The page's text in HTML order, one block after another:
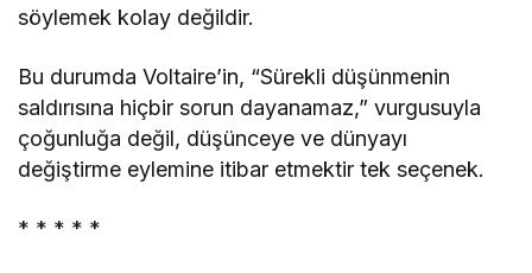
söylemek kolay değildir.
Bu durumda Voltaire’in, “Sürekli düşünmenin
saldırısına hiçbir sorun dayanamaz,” vurgusuyla
çoğunluğa değil, düşünceye ve dünyayı
değiştirme eylemine itibar etmektir tek seçenek.
* * * * *